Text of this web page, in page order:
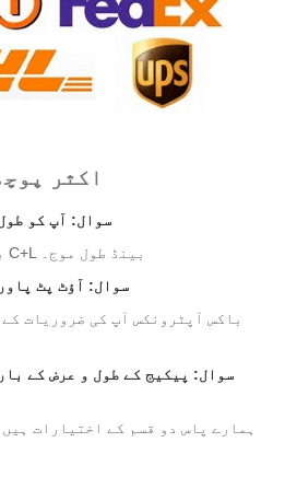
6. اکثر
سوال: آپ کو
A: C-بینڈ، L بینڈ، اور C+L بینڈ طول موج۔
سوال: آؤٹ پٹ
سوال: پیکیج کے طول و عرض کے